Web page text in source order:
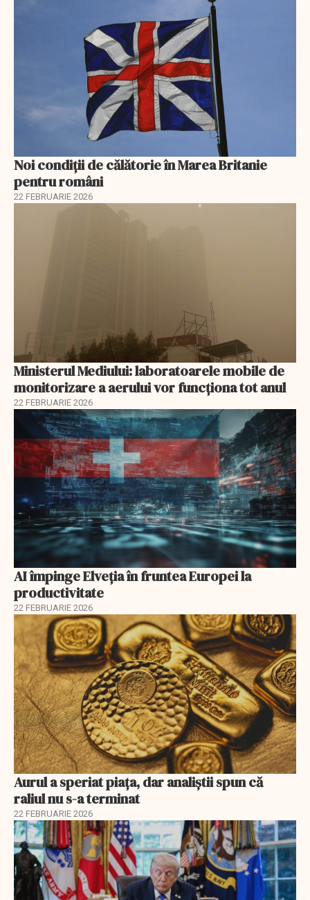
Noi condiții de călătorie în Marea Britanie
pentru români
22 FEBRUARIE 2026
Ministerul Mediului: laboratoarele mobile de
monitorizare a aerului vor funcționa tot anul
22 FEBRUARIE 2026
AI împinge Elveția în fruntea Europei la
productivitate
22 FEBRUARIE 2026
Aurul a speriat piața, dar analiștii spun că
raliul nu s-a terminat
22 FEBRUARIE 2026